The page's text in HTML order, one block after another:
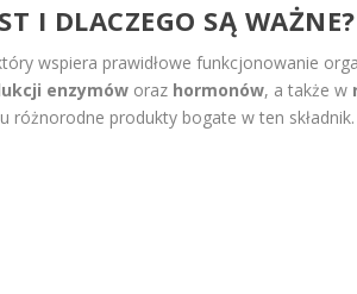
I DLACZEGO SĄ WAŻNE?
wspiera prawidłowe funkcjonowanie
enzymów oraz hormonów, a także w
produkty bogate w ten składnik.